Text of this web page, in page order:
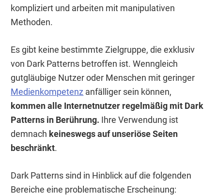
kompliziert und arbeiten mit manipulativen
Methoden.
Es gibt keine bestimmte Zielgruppe, die exklusiv
von Dark Patterns betroffen ist. Wenngleich
gutgläubige Nutzer oder Menschen mit geringer
Medienkompetenz anfälliger sein können,
kommen alle Internetnutzer regelmäßig mit Dark
Patterns in Berührung. Ihre Verwendung ist
demnach keineswegs auf unseriöse Seiten
beschränkt.
Dark Patterns sind in Hinblick auf die folgenden
Bereiche eine problematische Erscheinung: